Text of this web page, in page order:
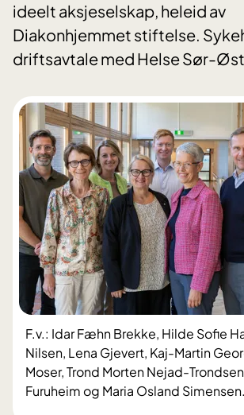
ideelt aksjeselskap, heleid av
Diakonhjemmet stiftelse.
driftsavtale med Helse Sør-Øst
F.v.: Idar Fæhn Brekke, Hilde Sofie
Nilsen, Lena Gjevert, Kaj-Martin
Moser, Trond Morten Nejad-
Furuheim og Maria Osland Simensen.